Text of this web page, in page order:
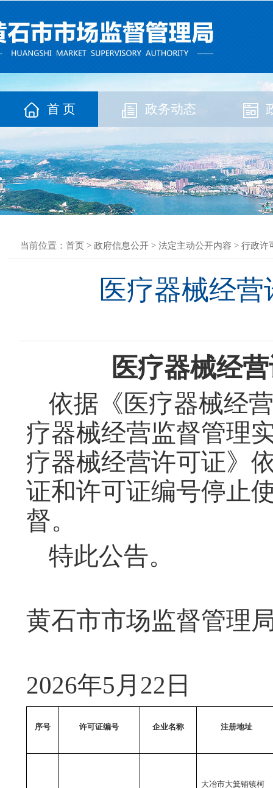
首 页 政务动态
当前位置： 首页 > 政府信息公开 > 法定主动公开内容 > 行政许
医疗器械经
医疗器械经
依据《医疗器械经
疗器械经营监督管理
疗器械经营许可证》
证和许可证编号停止
督。
特此公告。
黄石市市场监督管理
2026年5月22日
序号 许可证编号 企业名称 注册地址
大冶市大箕铺镇柯